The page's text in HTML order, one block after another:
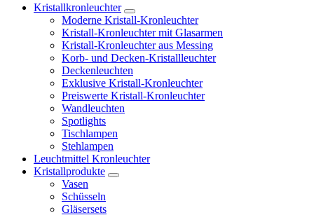
Kristallkronleuchter
Moderne Kristall-Kronleuchter
Kristall-Kronleuchter mit Glasarmen
Kristall-Kronleuchter aus Messing
Korb- und Decken-Kristallleuchter
Deckenleuchten
Exklusive Kristall-Kronleuchter
Preiswerte Kristall-Kronleuchter
Wandleuchten
Spotlights
Tischlampen
Stehlampen
Leuchtmittel Kronleuchter
Kristallprodukte
Vasen
Schüsseln
Gläsersets